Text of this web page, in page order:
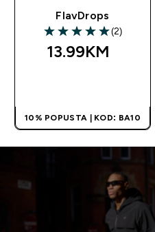
FlavDrops
5 out of 5 stars
(2)
13.99KM‎
10% POPUSTA | KOD: BA10